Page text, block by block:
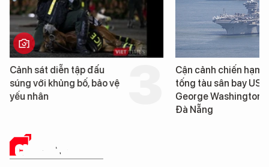
Cận cảnh chiến hạm hộ
tống tàu sân bay USS
George Washington đến
Trung Quốc phát
cao su tự nhiên” từ
loài cỏ dại mọc trên
mặn
CHUYỂN ĐỔI SỐ